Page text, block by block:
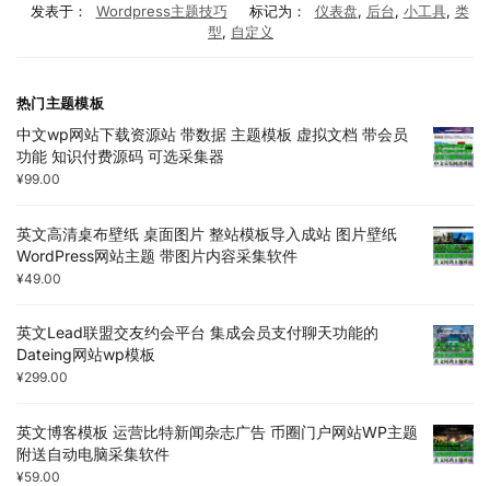
发表于： Wordpress主题技巧 标记为： 仪表盘, 后台, 小工具, 类
型, 自定义
热门主题模板
中文wp网站下载资源站 带数据 主题模板 虚拟文档 带会员
功能 知识付费源码 可选采集器
¥99.00
英文高清桌布壁纸 桌面图片 整站模板导入成站 图片壁纸
WordPress网站主题 带图片内容采集软件
¥49.00
英文Lead联盟交友约会平台 集成会员支付聊天功能的
Dateing网站wp模板
¥299.00
英文博客模板 运营比特新闻杂志广告 币圈门户网站WP主题
附送自动电脑采集软件
¥59.00